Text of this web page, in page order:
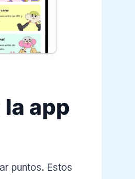
app
puntos. Estos